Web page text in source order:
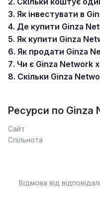
3. Як інвестувати в
4. Де купити Ginza
5. Як купити Ginza
6. Як продати Ginza
7. Чи є Ginza
8. Скільки Ginza
Ресурси по Ginza
Сайт
Спільнота
Відмова від